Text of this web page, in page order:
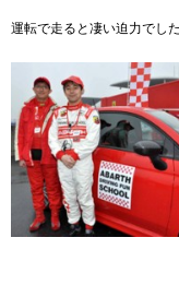
運転で走ると凄い迫力でし